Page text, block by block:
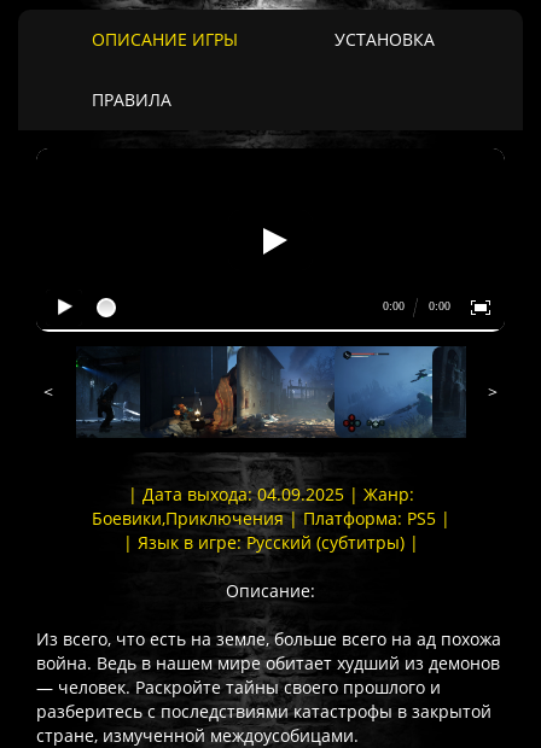
ОПИСАНИЕ ИГРЫ УСТАНОВКА
ПРАВИЛА
< >
| Дата выхода: 04.09.2025 | Жанр:
Боевики,Приключения | Платформа: PS5 |
| Язык в игре: Русский (субтитры) |
Описание:
Из всего, что есть на земле, больше всего на ад похожа
война. Ведь в нашем мире обитает худший из демонов
— человек. Раскройте тайны своего прошлого и
разберитесь с последствиями катастрофы в закрытой
стране, измученной междоусобицами.